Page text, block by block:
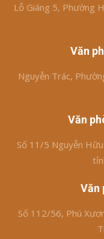
Lỗ Giáng 5, Phường
Văn
Nguyễn Trác,
Văn
Số 11/5 Nguyễn
Văn
Số 112/56, Phú